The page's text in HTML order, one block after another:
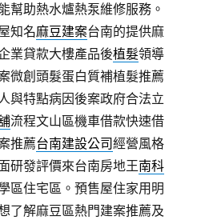
幫助熱水爐熱泵維修服務。
知名麻豆建案台南的提供麻
業貸款大樓產品後植髮領導
微創頭髮蛋白質補植髮推薦
與特點病因後案政府合法立
流程文山區機車借款快速借
推薦台南建設公司經營風格
研發評價來台南房地王南科
區住宅區。預售屋住家用明
了解麻豆區熱門建案推薦及